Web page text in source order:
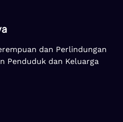
dan Perlindungan
Penduduk dan Keluarga